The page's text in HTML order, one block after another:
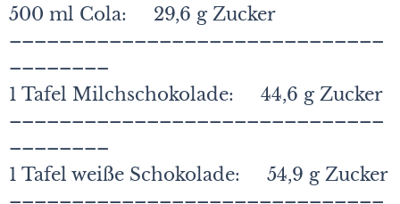
500 ml Cola: 29,6 g Zucker
––––––––––––––––––––––––––––––
––––––––
1 Tafel Milchschokolade: 44,6 g Zucker
––––––––––––––––––––––––––––––
––––––––
1 Tafel weiße Schokolade: 54,9 g Zucker